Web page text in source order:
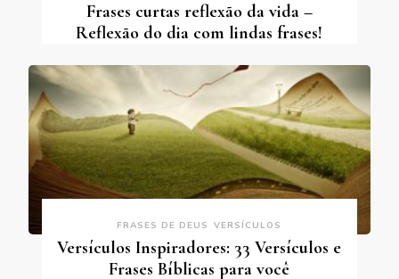
Frases curtas reflexão da vida –
Reflexão do dia com lindas frases!
FRASES DE DEUS VERSÍCULOS
Versículos Inspiradores: 33 Versículos e
Frases Bíblicas para você